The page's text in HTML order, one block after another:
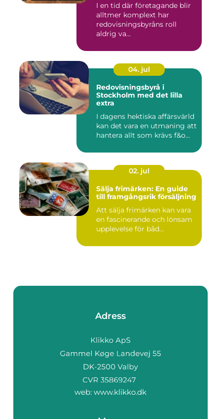
I en tid där företagande blir
alltmer komplext har
redovisningsbyråns roll
aldrig va...
04. jul
Redovisningsbyrå i
Stockholm med det lilla
extra
I dagens hektiska affärsvärld
kan det vara en utmaning att
hantera allt som krävs f&o...
02. jul
Sälja frimärken: En guide
till framgångsrik försäljning
Att sälja frimärken kan vara
en fascinerande och lönsam
upplevelse för båd...
Adress
web: www.klikko.dk